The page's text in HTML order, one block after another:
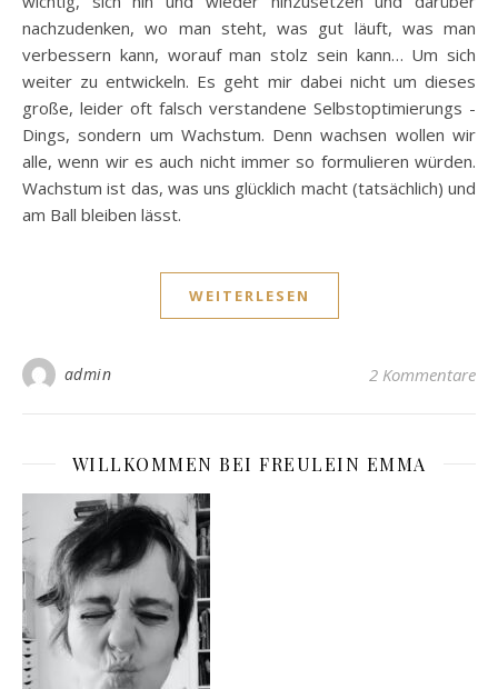
nachzudenken, wo man steht, was gut läuft, was man
verbessern kann, worauf man stolz sein kann… Um sich
weiter zu entwickeln. Es geht mir dabei nicht um dieses
große, leider oft falsch verstandene Selbstoptimierungs -
Dings, sondern um Wachstum. Denn wachsen wollen wir
alle, wenn wir es auch nicht immer so formulieren würden.
Wachstum ist das, was uns glücklich macht (tatsächlich) und
am Ball bleiben lässt.
WEITERLESEN
admin 2 Kommentare
WILLKOMMEN BEI FREULEIN EMMA